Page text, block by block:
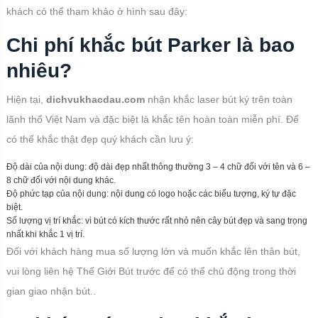
khách có thể tham khảo ở hình sau đây:
Chi phí khắc bút Parker là bao
nhiêu?
Hiện tại, dichvukhacdau.com nhận khắc laser bút ký trên toàn
lãnh thổ Việt Nam và đặc biệt là khắc tên hoàn toàn miễn phí. Để
có thể khắc thật đẹp quý khách cần lưu ý:
Độ dài của nội dung: độ dài đẹp nhất thông thường 3 – 4 chữ đối với tên và 6 –
8 chữ đối với nội dung khác.
Độ phức tạp của nội dung: nội dung có logo hoặc các biểu tượng, ký tự đặc
biệt.
Số lượng vị trí khắc: vì bút có kích thước rất nhỏ nên cây bút đẹp và sang trọng
nhất khi khắc 1 vị trí.
Đối với khách hàng mua số lượng lớn và muốn khắc lên thân bút,
vui lòng liên hệ Thế Giới Bút trước để có thể chủ động trong thời
gian giao nhận bút..